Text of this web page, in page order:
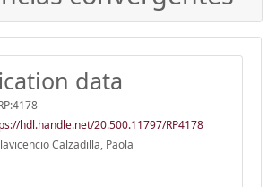
data
hdl.handle.net/20.500.11797/RP4178
Calzadilla, Paola